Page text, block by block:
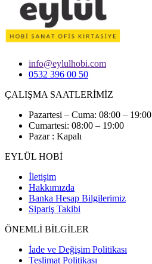
info@eylulhobi.com
0532 396 00 50
ÇALIŞMA SAATLERİMİZ
Pazartesi – Cuma: 08:00 – 19:00
Cumartesi: 08:00 – 19:00
Pazar : Kapalı
EYLÜL HOBİ
İletişim
Hakkımızda
Banka Hesap Bilgilerimiz
Sipariş Takibi
ÖNEMLİ BİLGİLER
İade ve Değişim Politikası
Teslimat Politikası